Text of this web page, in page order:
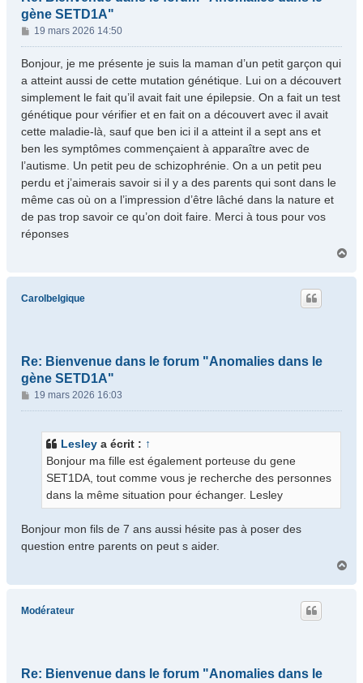
gène SETD1A"
M
e
s
g
e
19 mars 2026 14:50
Bonjour, je me présente je suis la maman d’un petit garçon qui
a atteint aussi de cette mutation génétique. Lui on a découvert
simplement le fait qu’il avait fait une épilepsie. On a fait un test
génétique pour vérifier et en fait on a découvert avec il avait
cette maladie-là, sauf que ben ici il a atteint il a sept ans et
ben les symptômes commençaient à apparaître avec de
l’autisme. Un petit peu de schizophrénie. On a un petit peu
perdu et j’aimerais savoir si il y a des parents qui sont dans le
même cas où on a l’impression d’être lâché dans la nature et
de pas trop savoir ce qu’on doit faire. Merci à tous pour vos
réponses
u
Carolbelgique
Re: Bienvenue dans le forum "Anomalies dans le
gène SETD1A"
M
e
19 mars 2026 16:03
Lesley a écrit : ↑
Bonjour ma fille est également porteuse du gene
SET1DA, tout comme vous je recherche des personnes
dans la même situation pour échanger. Lesley
Bonjour mon fils de 7 ans aussi hésite pas à poser des
question entre parents on peut s aider.
Modérateur
Re: Bienvenue dans le forum "Anomalies dans le